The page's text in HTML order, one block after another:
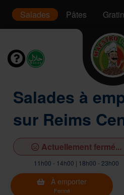
Salades Pâtes
Salades à
sur Reims
Actuellement fermé...
11h00 - 14h00 | 18h00 - 23h00
À emporter
Fermé